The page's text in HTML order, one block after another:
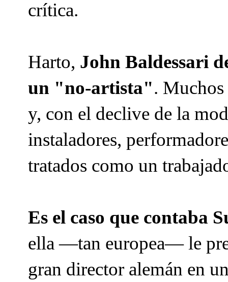
crítica.
Harto, John Baldessari
un "no-artista". Muchos
y, con el declive de la
instaladores,
tratados como un
Es el caso que contaba
ella —tan europea— le
gran director alemán en